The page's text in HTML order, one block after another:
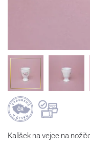
Kalíšek na vejce na